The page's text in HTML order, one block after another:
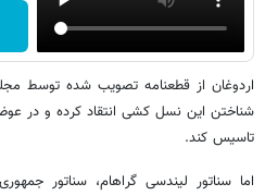
اردوغان از قطعنامه تصویب شده توسط
شناختن این نسل کشی انتقاد کرده و در
تاسیس کند.
اما سناتور لیندسی گراهام، سناتور